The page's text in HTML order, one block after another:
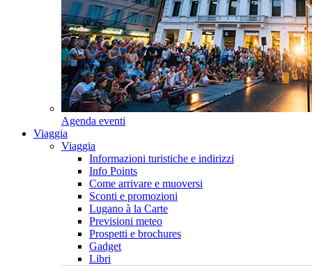
Agenda eventi
Viaggia
Viaggia
Informazioni turistiche e indirizzi
Info Points
Come arrivare e muoversi
Sconti e promozioni
Lugano à la Carte
Previsioni meteo
Prospetti e brochures
Gadget
Libri